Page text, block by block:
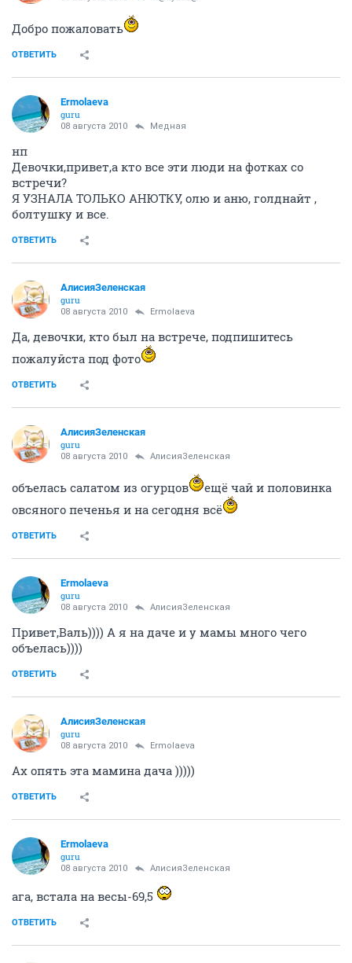
Добро пожаловать
ОТВЕТИТЬ
Ermolaeva
guru
08 августа 2010 Медная
нп
Девочки,привет,а кто все эти люди на фотках со
встречи?
Я УЗНАЛА ТОЛЬКО АНЮТКУ, олю и аню, голднайт ,
болтушку и все.
ОТВЕТИТЬ
АлисияЗеленская
guru
08 августа 2010 Ermolaeva
Да, девочки, кто был на встрече, подпишитесь
пожалуйста под фото
ОТВЕТИТЬ
АлисияЗеленская
guru
08 августа 2010 АлисияЗеленская
объелась салатом из огурцов
ещё чай и половинка
овсяного печенья и на сегодня всё
ОТВЕТИТЬ
Ermolaeva
guru
08 августа 2010 АлисияЗеленская
Привет,Валь)))) А я на даче и у мамы много чего
объелась))))
ОТВЕТИТЬ
АлисияЗеленская
guru
08 августа 2010 Ermolaeva
Ах опять эта мамина дача )))))
ОТВЕТИТЬ
Ermolaeva
guru
08 августа 2010 АлисияЗеленская
ага, встала на весы-69,5
ОТВЕТИТЬ